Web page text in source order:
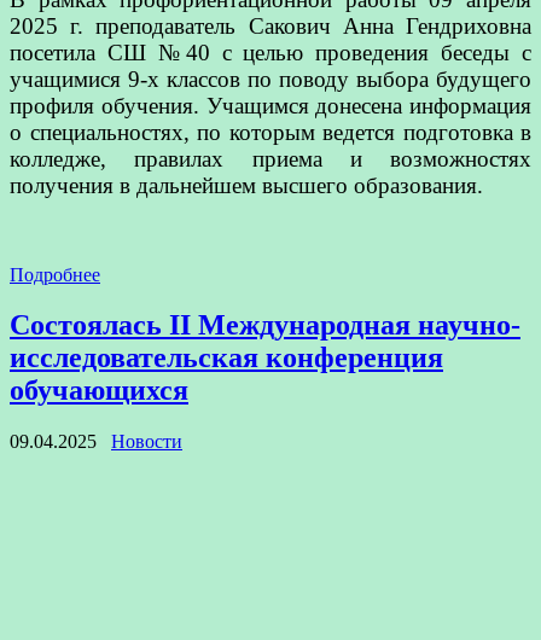
2025 г. преподаватель Сакович Анна Гендриховна
посетила СШ №40 с целью проведения беседы с
учащимися 9-х классов по поводу выбора будущего
профиля обучения. Учащимся донесена информация
о специальностях, по которым ведется подготовка в
колледже, правилах приема и возможностях
получения в дальнейшем высшего образования.
Подробнее
Состоялась II Международная научно-
исследовательская конференция
обучающихся
09.04.2025 Новости